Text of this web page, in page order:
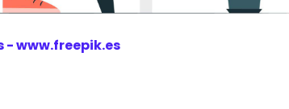
- www.freepik.es